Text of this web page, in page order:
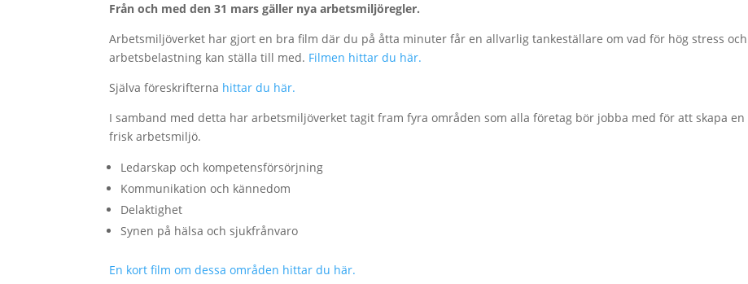
Från och med den 31 mars gäller nya arbetsmiljöregler.
Arbetsmiljöverket har gjort en bra film där du på åtta minuter får en allvarlig tankeställare om vad för hög stress och
arbetsbelastning kan ställa till med. Filmen hittar du här.
Själva föreskrifterna hittar du här.
I samband med detta har arbetsmiljöverket tagit fram fyra områden som alla företag bör jobba med för att skapa en
frisk arbetsmiljö.
Ledarskap och kompetensförsörjning
Kommunikation och kännedom
Delaktighet
Synen på hälsa och sjukfrånvaro
En kort film om dessa områden hittar du här.